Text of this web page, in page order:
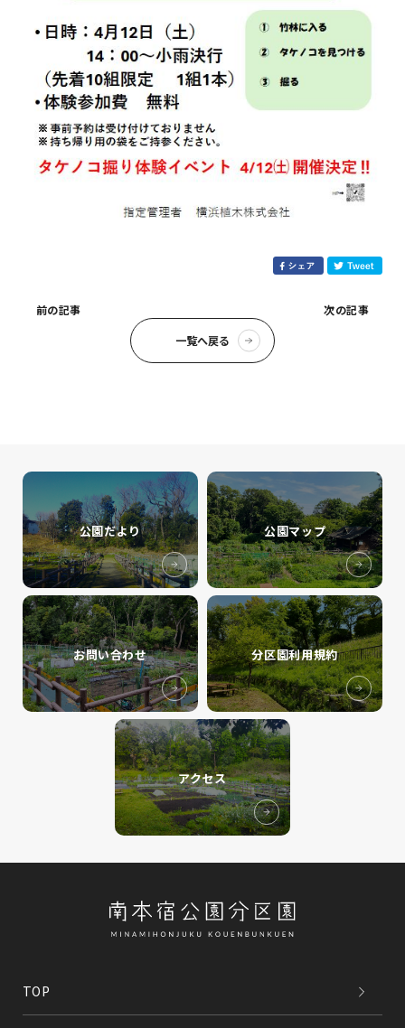
前の記事
一覧へ戻る
次の記事
公園だより 公園マップ
お問い合わせ 分区園利用規約
アクセス
TOP